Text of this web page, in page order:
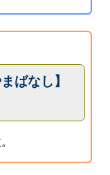
ばなし】